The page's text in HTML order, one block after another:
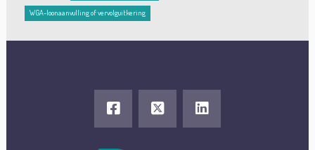
WGA-loonaanvulling of vervolguitkering